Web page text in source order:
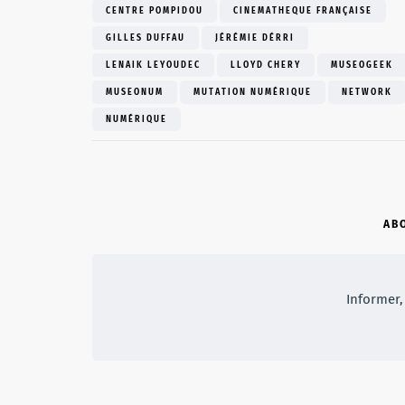
CENTRE POMPIDOU CINEMATHEQUE FRANÇAISE
GILLES DUFFAU JÉRÉMIE DÉRRI
LENAIK LEYOUDEC LLOYD CHERY MUSEOGEEK
MUSEONUM MUTATION NUMÉRIQUE NETWORK
NUMÉRIQUE